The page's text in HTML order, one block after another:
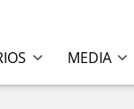
MEDIA